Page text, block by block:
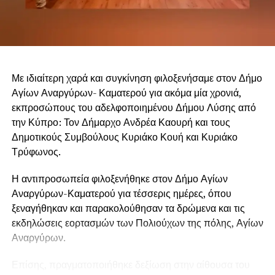
σιδερογροθιά,
μαχαίρι,
πτυσσόμενη ράβδος,
το χρηματικό ποσό των -6.000- ευρώ.
Ο συλληφθείς οδηγήθηκε στον Εισαγγελέα.
Με ιδιαίτερη χαρά και συγκίνηση φιλοξενήσαμε στον Δήμο
Αγίων Αναργύρων- Καματερού για ακόμα μία χρονιά,
εκπροσώπους του αδελφοποιημένου Δήμου Λύσης από
την Κύπρο: Τον Δήμαρχο Ανδρέα Καουρή και τους
Δημοτικούς Συμβούλους Κυριάκο Κουή και Κυριάκο
Τρύφωνος.
Η αντιπροσωπεία φιλοξενήθηκε στον Δήμο Αγίων
Αναργύρων-Καματερού για τέσσερις ημέρες, όπου
ξεναγήθηκαν και παρακολούθησαν τα δρώμενα και τις
εκδηλώσεις εορτασμών των Πολιούχων της πόλης, Αγίων
Αναργύρων.